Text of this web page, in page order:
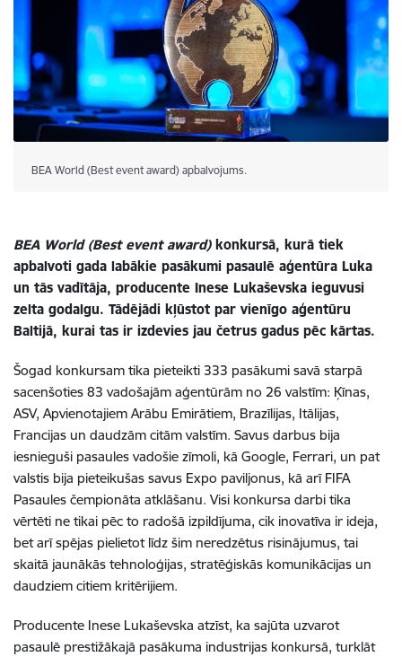
BEA World (Best event award) apbalvojums.
BEA World (Best event award)konkursā, kurā tiek
apbalvoti gada labākie pasākumi pasaulē aģentūra Luka
un tās vadītāja, producente Inese Lukaševska ieguvusi
zelta godalgu. Tādējādi kļūstot par vienīgo aģentūru
Baltijā, kurai tas ir izdevies jau četrus gadus pēc kārtas.
Šogad konkursam tika pieteikti 333 pasākumi savā starpā
sacenšoties 83 vadošajām aģentūrām no 26 valstīm: Ķīnas,
ASV, Apvienotajiem Arābu Emirātiem, Brazīlijas, Itālijas,
Francijas un daudzām citām valstīm. Savus darbus bija
iesnieguši pasaules vadošie zīmoli, kā Google, Ferrari, un pat
valstis bija pieteikušas savus Expo paviljonus, kā arī FIFA
Pasaules čempionāta atklāšanu. Visi konkursa darbi tika
vērtēti ne tikai pēc to radošā izpildījuma, cik inovatīva ir ideja,
bet arī spējas pielietot līdz šim neredzētus risinājumus, tai
skaitā jaunākās tehnoloģijas, stratēģiskās komunikācijas un
daudziem citiem kritērijiem.
Producente Inese Lukaševska atzīst, ka sajūta uzvarot
pasaulē prestižākajā pasākuma industrijas konkursā, turklāt